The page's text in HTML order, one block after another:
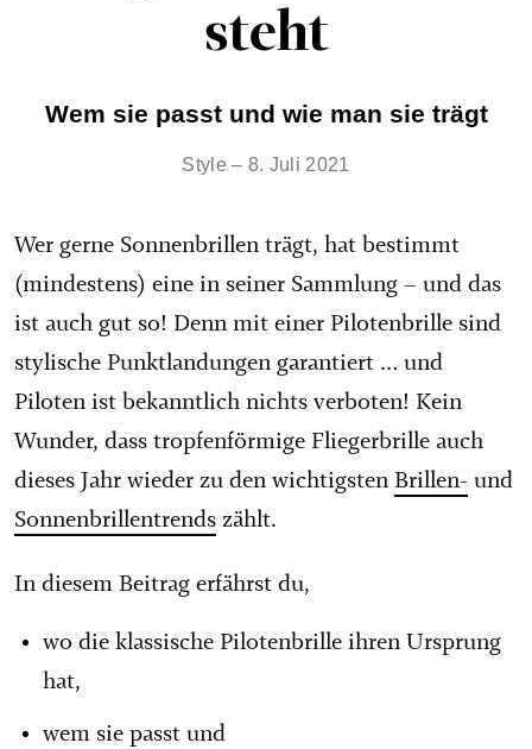
steht
Wem sie passt und wie man sie trägt
Style – 8. Juli 2021
Wer gerne Sonnenbrillen trägt, hat bestimmt
(mindestens) eine in seiner Sammlung – und das
ist auch gut so! Denn mit einer Pilotenbrille sind
stylische Punktlandungen garantiert … und
Piloten ist bekanntlich nichts verboten! Kein
Wunder, dass tropfenförmige Fliegerbrille auch
dieses Jahr wieder zu den wichtigsten Brillen- und
Sonnenbrillentrends zählt.
In diesem Beitrag erfährst du,
wo die klassische Pilotenbrille ihren Ursprung
hat,
wem sie passt und